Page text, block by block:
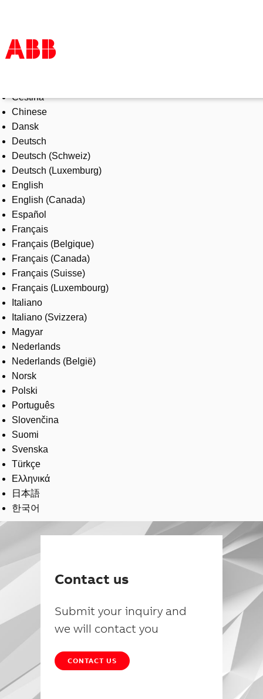
Products & Solutions
Industries
Services
About us
Where to buy
Contact us
Careers
Čeština
Chinese
Dansk
Deutsch
Deutsch (Schweiz)
Deutsch (Luxemburg)
English
English (Canada)
Español
Français
Français (Belgique)
Français (Canada)
Français (Suisse)
Français (Luxembourg)
Italiano
Italiano (Svizzera)
Magyar
Nederlands
Nederlands (België)
Norsk
Polski
Português
Slovenčina
Suomi
Svenska
Türkçe
Ελληνικά
日本語
한국어
Contact us
Submit your inquiry and
we will contact you
CONTACT US